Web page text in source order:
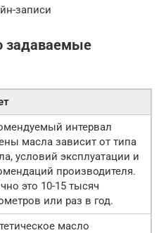
записи
задаваемые
интервал
масла зависит от типа
условий эксплуатации и
производителя.
это 10-15 тысяч
или раз в год.
масло